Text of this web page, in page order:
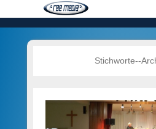
Stichworte--